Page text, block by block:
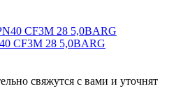
CF3M 28 5,0BARG
свяжутся с вами и уточнят